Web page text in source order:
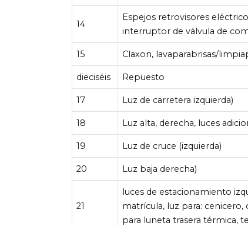
14
Espejos retrovisores
interruptor de válvula de
15 Claxon, lavaparabrisas/
dieciséis Repuesto
17 Luz de carretera izquierda)
18 Luz alta, derecha, luces
19 Luz de cruce (izquierda)
20 Luz baja derecha)
21
luces de estacionamiento
matrícula, luz para:
para luneta trasera térmica,